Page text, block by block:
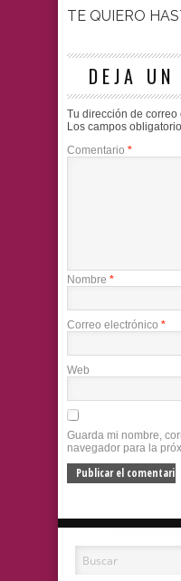
TE QUIERO
DEJA UN
Tu dirección de
Los campos
Comentario *
Nombre *
Correo electrónico *
Web
Guarda mi nombre,
navegador para la